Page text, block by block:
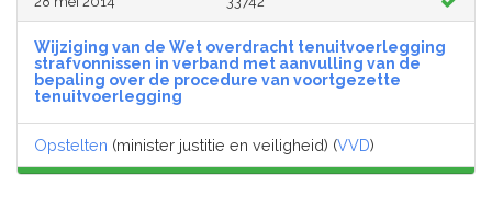
Wijziging van de Wet overdracht tenuitvoerlegging
strafvonnissen in verband met aanvulling van de
bepaling over de procedure van voortgezette
tenuitvoerlegging
Opstelten (minister justitie en veiligheid) (VVD)